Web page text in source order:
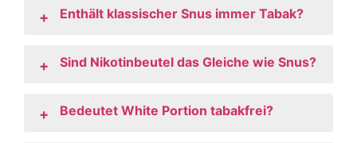
+ Enthält klassischer Snus immer Tabak?
+ Sind Nikotinbeutel das Gleiche wie Snus?
+ Bedeutet White Portion tabakfrei?